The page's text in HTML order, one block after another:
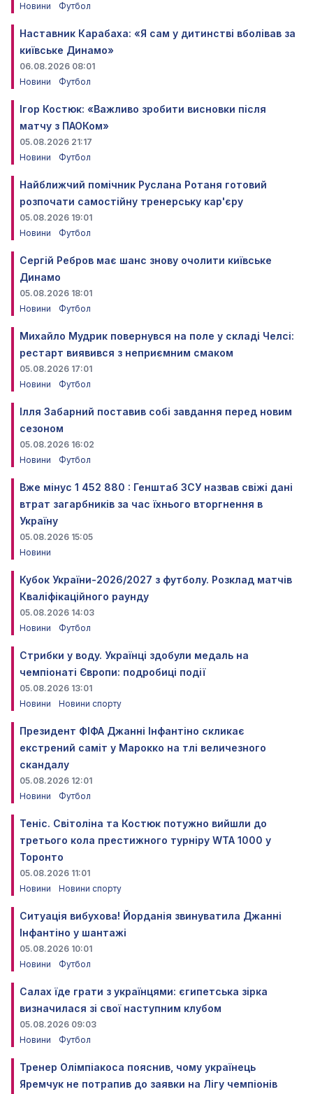
Новини
Футбол
Наставник Карабаха: «Я сам у дитинстві вболівав за
київське Динамо»
06.08.2026 08:01
Новини
Футбол
Ігор Костюк: «Важливо зробити висновки після
матчу з ПАОКом»
05.08.2026 21:17
Новини
Футбол
Найближчий помічник Руслана Ротаня готовий
розпочати самостійну тренерську кар'єру
05.08.2026 19:01
Новини
Футбол
Сергій Ребров має шанс знову очолити київське
Динамо
05.08.2026 18:01
Новини
Футбол
Михайло Мудрик повернувся на поле у складі Челсі:
рестарт виявився з неприємним смаком
05.08.2026 17:01
Новини
Футбол
Ілля Забарний поставив собі завдання перед новим
сезоном
05.08.2026 16:02
Новини
Футбол
Вже мінус 1 452 880 : Генштаб ЗСУ назвав свіжі дані
втрат загарбників за час їхнього вторгнення в
Україну
05.08.2026 15:05
Новини
Кубок України-2026/2027 з футболу. Розклад матчів
Кваліфікаційного раунду
05.08.2026 14:03
Новини
Футбол
Стрибки у воду. Українці здобули медаль на
чемпіонаті Європи: подробиці події
05.08.2026 13:01
Новини
Новини спорту
Президент ФІФА Джанні Інфантіно скликає
екстрений саміт у Марокко на тлі величезного
скандалу
05.08.2026 12:01
Новини
Футбол
Теніс. Світоліна та Костюк потужно вийшли до
третього кола престижного турніру WTA 1000 у
Торонто
05.08.2026 11:01
Новини
Новини спорту
Ситуація вибухова! Йорданія звинуватила Джанні
Інфантіно у шантажі
05.08.2026 10:01
Новини
Футбол
Салах їде грати з українцями: єгипетська зірка
визначилася зі свої наступним клубом
05.08.2026 09:03
Новини
Футбол
Тренер Олімпіакоса пояснив, чому українець
Яремчук не потрапив до заявки на Лігу чемпіонів